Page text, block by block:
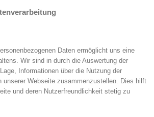
Daten ermöglicht uns eine
Wir sind in durch die Auswertung der
Informationen über die Nutzung der
unserer Webseite zusammenzustellen. Dies hilft
und deren Nutzerfreundlichkeit stetig zu